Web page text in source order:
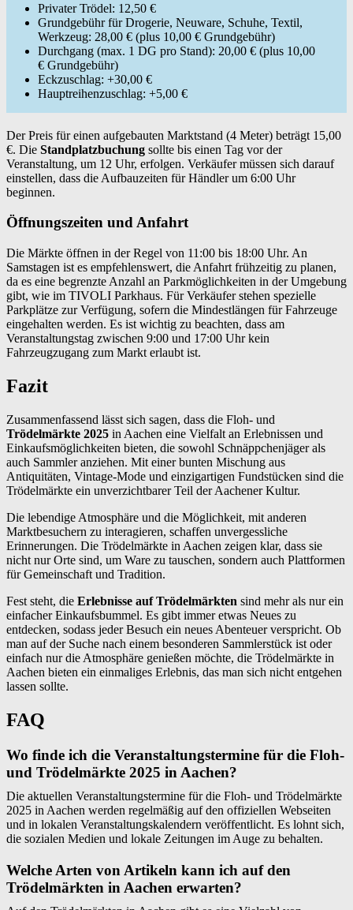
Privater Trödel: 12,50 €
Grundgebühr für Drogerie, Neuware, Schuhe, Textil,
Werkzeug: 28,00 € (plus 10,00 € Grundgebühr)
Durchgang (max. 1 DG pro Stand): 20,00 € (plus 10,00
€ Grundgebühr)
Eckzuschlag: +30,00 €
Hauptreihenzuschlag: +5,00 €
Der Preis für einen aufgebauten Marktstand (4 Meter) beträgt 15,00
€. Die Standplatzbuchung sollte bis einen Tag vor der
Veranstaltung, um 12 Uhr, erfolgen. Verkäufer müssen sich darauf
einstellen, dass die Aufbauzeiten für Händler um 6:00 Uhr
beginnen.
Öffnungszeiten und Anfahrt
Die Märkte öffnen in der Regel von 11:00 bis 18:00 Uhr. An
Samstagen ist es empfehlenswert, die Anfahrt frühzeitig zu planen,
da es eine begrenzte Anzahl an Parkmöglichkeiten in der Umgebung
gibt, wie im TIVOLI Parkhaus. Für Verkäufer stehen spezielle
Parkplätze zur Verfügung, sofern die Mindestlängen für Fahrzeuge
eingehalten werden. Es ist wichtig zu beachten, dass am
Veranstaltungstag zwischen 9:00 und 17:00 Uhr kein
Fahrzeugzugang zum Markt erlaubt ist.
Fazit
Zusammenfassend lässt sich sagen, dass die Floh- und
Trödelmärkte 2025 in Aachen eine Vielfalt an Erlebnissen und
Einkaufsmöglichkeiten bieten, die sowohl Schnäppchenjäger als
auch Sammler anziehen. Mit einer bunten Mischung aus
Antiquitäten, Vintage-Mode und einzigartigen Fundstücken sind die
Trödelmärkte ein unverzichtbarer Teil der Aachener Kultur.
Die lebendige Atmosphäre und die Möglichkeit, mit anderen
Marktbesuchern zu interagieren, schaffen unvergessliche
Erinnerungen. Die Trödelmärkte in Aachen zeigen klar, dass sie
nicht nur Orte sind, um Ware zu tauschen, sondern auch Plattformen
für Gemeinschaft und Tradition.
Fest steht, die Erlebnisse auf Trödelmärkten sind mehr als nur ein
einfacher Einkaufsbummel. Es gibt immer etwas Neues zu
entdecken, sodass jeder Besuch ein neues Abenteuer verspricht. Ob
man auf der Suche nach einem besonderen Sammlerstück ist oder
einfach nur die Atmosphäre genießen möchte, die Trödelmärkte in
Aachen bieten ein einmaliges Erlebnis, das man sich nicht entgehen
lassen sollte.
FAQ
Wo finde ich die Veranstaltungstermine für die Floh-
und Trödelmärkte 2025 in Aachen?
Die aktuellen Veranstaltungstermine für die Floh- und Trödelmärkte
2025 in Aachen werden regelmäßig auf den offiziellen Webseiten
und in lokalen Veranstaltungskalendern veröffentlicht. Es lohnt sich,
die sozialen Medien und lokale Zeitungen im Auge zu behalten.
Welche Arten von Artikeln kann ich auf den
Trödelmärkten in Aachen erwarten?